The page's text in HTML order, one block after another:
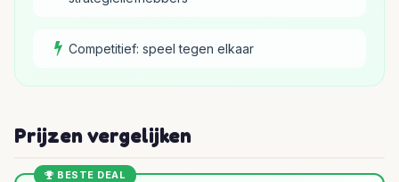
Competitief: speel tegen elkaar
Prijzen vergelijken
BESTE DEAL